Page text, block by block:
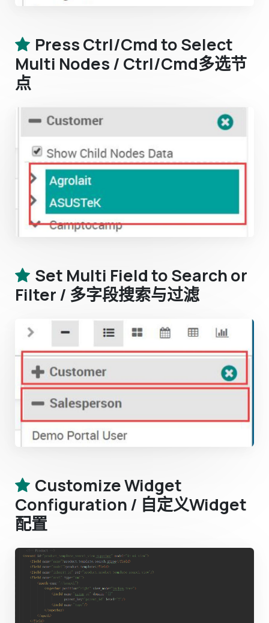
Press Ctrl/Cmd to Select
Multi Nodes / Ctrl/Cmd多选节
点
Set Multi Field to Search or
Filter / 多字段搜索与过滤
Customize Widget
Configuration / 自定义Widget
配置